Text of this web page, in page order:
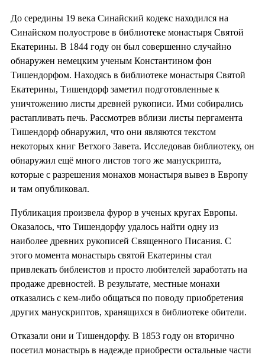
До середины 19 века Синайский кодекс находился на
Синайском полуострове в библиотеке монастыря Святой
Екатерины. В 1844 году он был совершенно случайно
обнаружен немецким ученым Константином фон
Тишендорфом. Находясь в библиотеке монастыря Святой
Екатерины, Тишендорф заметил подготовленные к
уничтожению листы древней рукописи. Ими собирались
растапливать печь. Рассмотрев вблизи листы пергамента
Тишендорф обнаружил, что они являются текстом
некоторых книг Ветхого Завета. Исследовав библиотеку, он
обнаружил ещё много листов того же манускрипта,
которые с разрешения монахов монастыря вывез в Европу
и там опубликовал.
Публикация произвела фурор в ученых кругах Европы.
Оказалось, что Тишендорфу удалось найти одну из
наиболее древних рукописей Священного Писания. С
этого момента монастырь святой Екатерины стал
привлекать библеистов и просто любителей заработать на
продаже древностей. В результате, местные монахи
отказались с кем-либо общаться по поводу приобретения
других манускриптов, хранящихся в библиотеке обители.
Отказали они и Тишендорфу. В 1853 году он вторично
посетил монастырь в надежде приобрести остальные части